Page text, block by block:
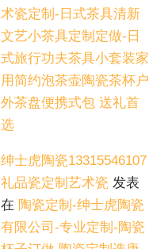
术瓷定制-日式茶具清新
文艺小茶具定制定做-日
式旅行功夫茶具小套装家
用简约泡茶壶陶瓷茶杯户
外茶盘便携式包 送礼首
选
绅士虎陶瓷13315546107
礼品瓷定制艺术瓷 发表
在 陶瓷定制-绅士虎陶瓷
有限公司-专业定制-陶瓷